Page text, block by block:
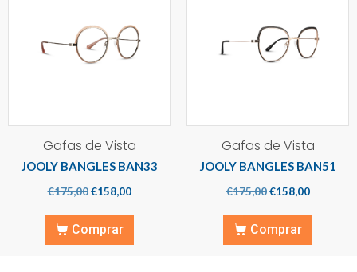
Gafas de Vista
JOOLY BANGLES BAN33
€175,00 €158,00
Comprar
Gafas de Vista
JOOLY BANGLES BAN51
€175,00 €158,00
Comprar